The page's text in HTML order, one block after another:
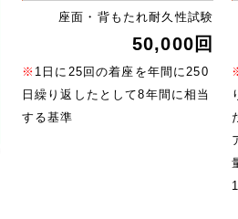
座面・背もたれ耐久性試験
50,000回
※ 1日に25回の着座を年間に250
日繰り返したとして8年間に相当
する基準